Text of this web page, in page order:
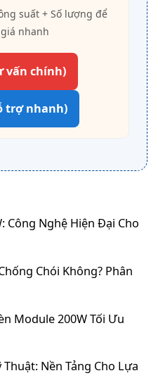
suất + Số lượng để
nhanh
vấn chính)
trợ nhanh)
Công Nghệ Hiện Đại Cho
Chói Không? Phân
Module 200W Tối Ưu
Nền Tảng Cho Lựa